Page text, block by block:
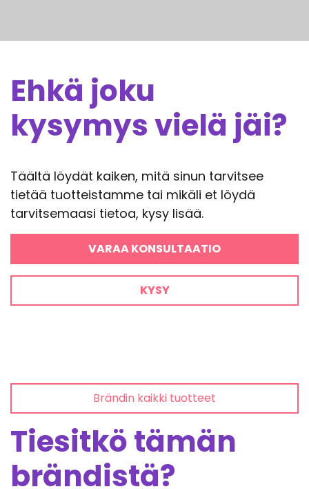
Ehkä joku
kysymys vielä jäi?
Täältä löydät kaiken, mitä sinun tarvitsee
tietää tuotteistamme tai mikäli et löydä
tarvitsemaasi tietoa, kysy lisää.
VARAA KONSULTAATIO
KYSY
Brändin kaikki tuotteet
Tiesitkö tämän
brändistä?